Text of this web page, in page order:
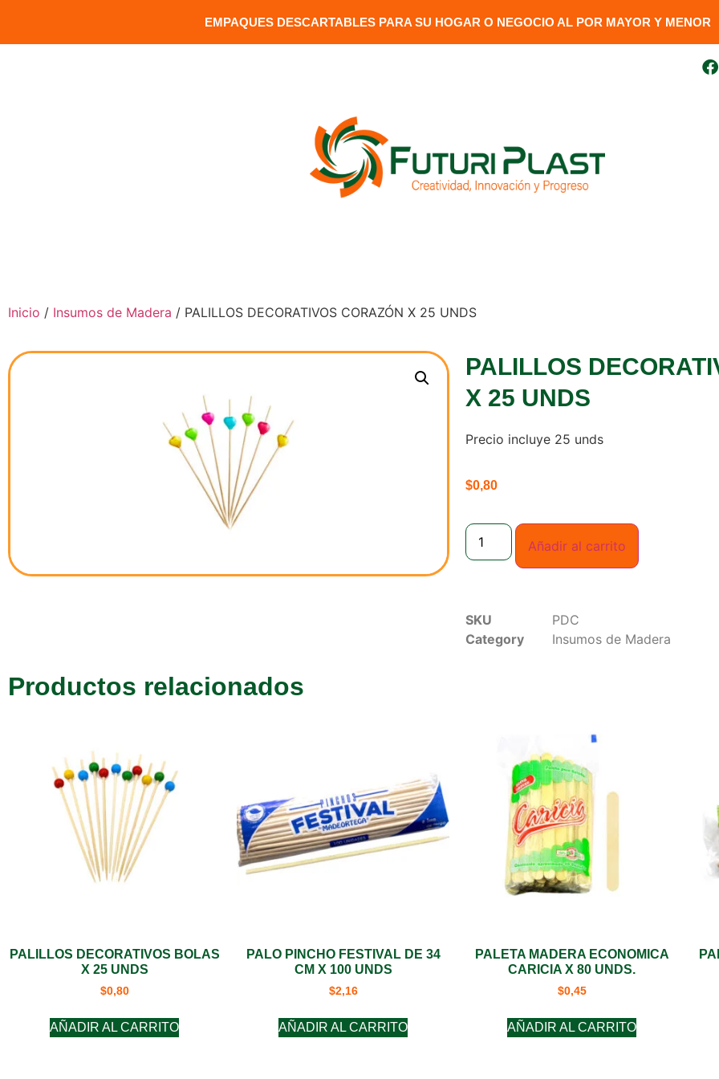
EMPAQUES DESCARTABLES PARA SU HOGAR O NEGOCIO AL POR MAYOR Y MENOR​
Inicio / Insumos de Madera / PALILLOS DECORATIVOS CORAZÓN X 25 UNDS
PALILLOS
X 25 UNDS
Precio incluye 25 unds
$0,80
Añadir al carrito
SKU
PDC
Category
Insumos de Madera
Productos relacionados
PALILLOS DECORATIVOS BOLAS
X 25 UNDS
$0,80
AÑADIR AL CARRITO
PALO PINCHO FESTIVAL DE 34
CM X 100 UNDS
$2,16
AÑADIR AL CARRITO
PALETA MADERA ECONOMICA
CARICIA X 80 UNDS.
$0,45
AÑADIR AL CARRITO